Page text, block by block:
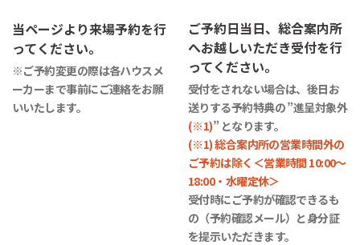
当ページより来場予約を行
ってください。
※ご予約変更の際は各ハウスメ
ーカーまで事前にご連絡をお願
いいたします。
ご予約日当日、総合案内所
へお越しいただき受付を行
ってください。
受付をされない場合は、後日お
送りする予約特典の ”進呈対象外
(※1)” となります。
(※1) 総合案内所の営業時間外の
ご予約は除く＜営業時間 10:00～
18:00・水曜定休＞
受付時にご予約が確認できるも
の（予約確認メール）と身分証
を提示いただきます。